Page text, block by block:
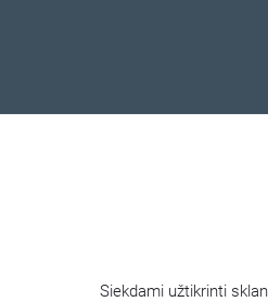
Siekdami užtikrinti